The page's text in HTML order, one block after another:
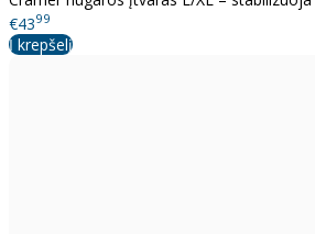
€4399
Į krepšelį